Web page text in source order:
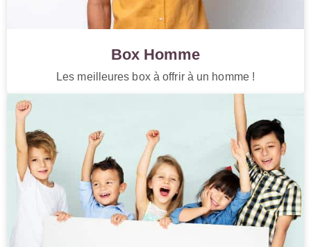
Box Homme
Les meilleures box à offrir à un homme !